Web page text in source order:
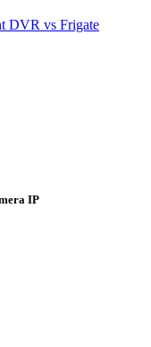
DVR vs Frigate
IP